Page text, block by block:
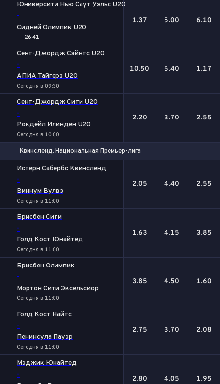
Юниверсити Нью Саут Уэльс U20
-
Сидней Олимпик U20
26:41
1.37 5.00 6.10
Сент-Джордж Сэйнтс U20
-
АПИА Тайгерз U20
Сегодня в 09:30
10.50 6.40 1.17
Сент-Джордж Сити U20
-
Рокдейл Илинден U20
Сегодня в 10:00
2.20 3.70 2.55
Квинсленд. Национальная Премьер-лига
Истерн Сабербс Квинсленд
-
Виннум Вулвз
Сегодня в 11:00
2.05 4.40 2.55
Брисбен Сити
-
Голд Кост Юнайтед
Сегодня в 11:00
1.63 4.15 3.85
Брисбен Олимпик
-
Мортон Сити Эксельсиор
Сегодня в 11:00
3.85 4.50 1.60
Голд Кост Найтс
-
Пенинсула Пауэр
Сегодня в 11:00
2.75 3.70 2.08
Мэджик Юнайтед
- 2.80 4.05 1.95